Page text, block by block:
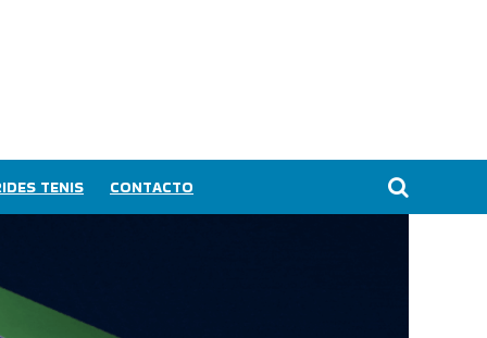
TENIS CONTACTO